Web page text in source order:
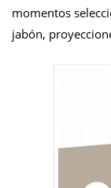
momentos
jabón,